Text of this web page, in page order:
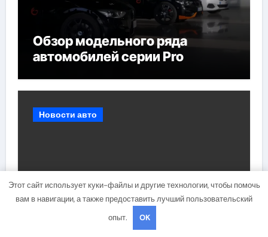
Обзор модельного ряда
автомобилей серии Pro
Новости авто
Ключевые особенности
технического обслуживания
Этот сайт использует куки-файлы и другие технологии, чтобы помочь
вам в навигации, а также предоставить лучший пользовательский
опыт.
OK